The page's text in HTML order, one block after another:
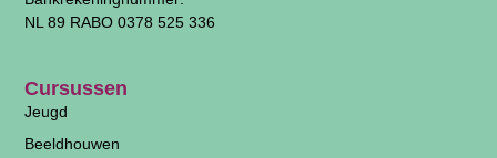
Cursussen
Jeugd
Beeldhouwen
NL 89 RABO 0378 525 336